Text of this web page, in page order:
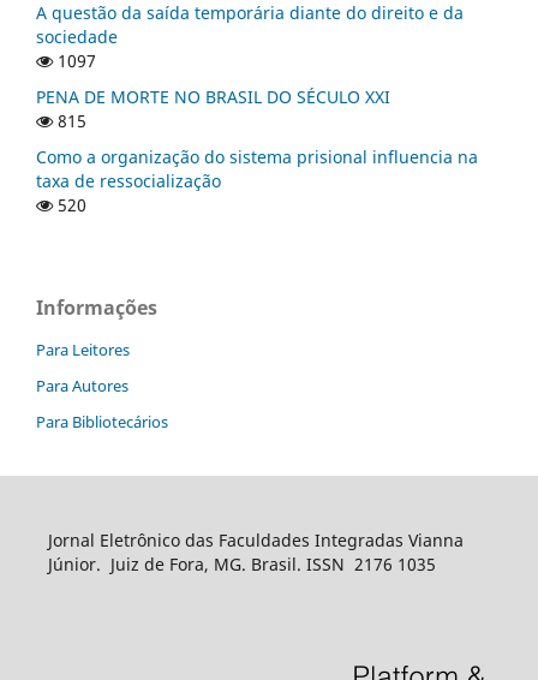
A questão da saída temporária diante do direito e da
sociedade
1097
PENA DE MORTE NO BRASIL DO SÉCULO XXI
815
Como a organização do sistema prisional influencia na
taxa de ressocialização
520
Informações
Para Leitores
Para Autores
Para Bibliotecários
Jornal Eletrônico das Faculdades Integradas Vianna
Júnior. Juiz de Fora, MG. Brasil. ISSN 2176 1035